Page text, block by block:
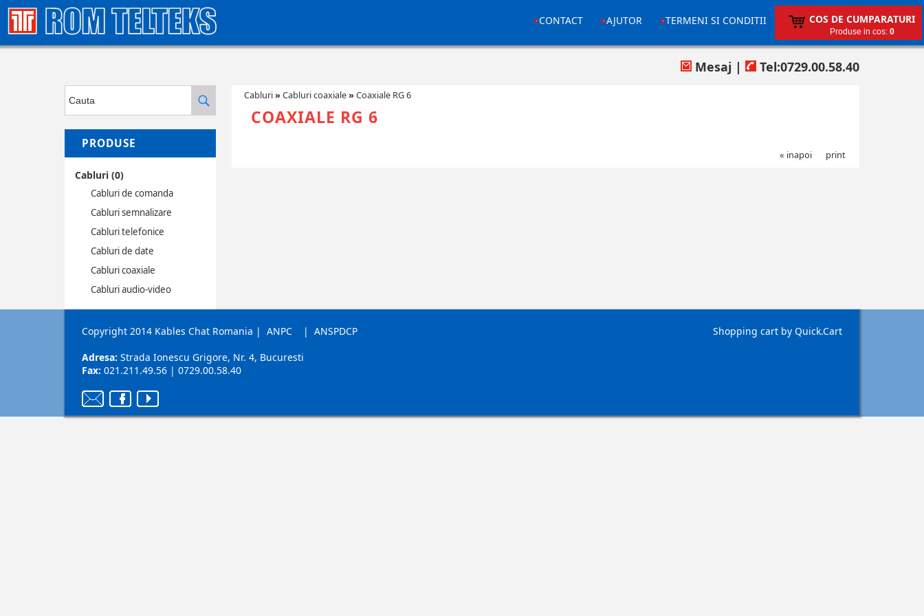
CONTACT AJUTOR TERMENI SI CONDITII COS DE CUMPARATURI
Produse in cos: 0
Mesaj | Tel:0729.00.58.40
PRODUSE
Cabluri (0)
Cabluri de comanda
Cabluri semnalizare
Cabluri telefonice
Cabluri de date
Cabluri coaxiale
Cabluri audio-video
COAXIALE RG 6
Cabluri»Cabluri coaxiale»Coaxiale RG 6
print
« inapoi
Copyright 2014 Kables Chat Romania |ANPC |ANSPDCP
Adresa: Strada Ionescu Grigore, Nr. 4, Bucuresti
Fax: 021.211.49.56 | 0729.00.58.40
Shopping cart by Quick.Cart